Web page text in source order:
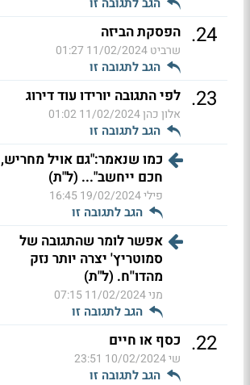
24
. הפסקת הביזה
שרביט11/02/2024 01:27
הגב לתגובה זו
23
. לפי התגובה יורידו עוד דירוג
אלון כהן11/02/2024 01:02
הגב לתגובה זו
כמו שנאמר:"גם אויל מחריש,
חכם ייחשב"... (ל"ת)
פילי19/02/2024 16:45
הגב לתגובה זו
אפשר לומר שהתגובה של
סמוטריץ' יצרה יותר נזק
מהדו''ח. (ל"ת)
מני11/02/2024 07:15
הגב לתגובה זו
22
. כסף או חיים
שי10/02/2024 23:51
הגב לתגובה זו